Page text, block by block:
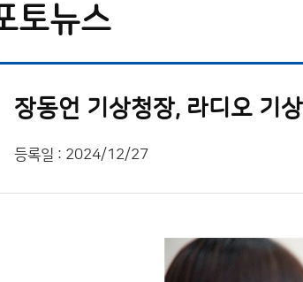
토뉴스
장동언 기상청장, 라디오 기
등록일 : 2024/12/27